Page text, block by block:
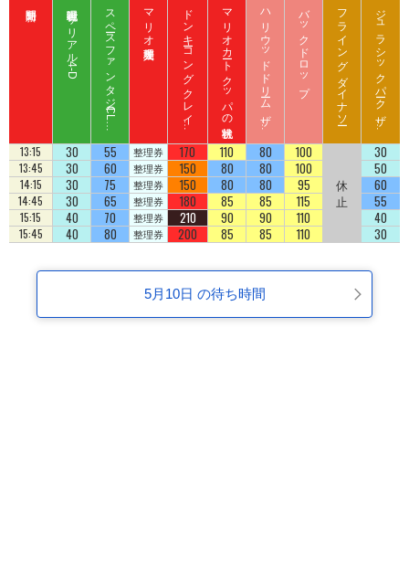
呪術廻戦 ザ リアル 4-D ス
ペ
ース
フ
ァ
ン
タ
ジ
ー
C
L
U
B
Z
E
D
D
マリオ入場整理券 ド
ン
キ
ーコ
ン
グ
ク
レ
イ
ジ
ート
ロ
ッ
コ
マリオカート クッパの挑戦状 ハ
リ
ウ
ッ
ド
ド
リ
ーム
ザ
ラ
イ
ド
バックドロップ フライング ダイナソー ジ
ュ
ラ
シ
ッ
ク
パ
ーク
ザ
ラ
イ
ド
13:15 30 55 整理券 170 110 80 100 30
13:45 30 60 整理券 150 80 80 100 50
14:15 30 75 整理券 150 80 80 95 休 60
14:45 30 65 整理券 180 85 85 115 止 55
15:15 40 70 整理券 210 90 90 110 40
15:45 40 80 整理券 200 85 85 110 30
5月10日 の待ち時間